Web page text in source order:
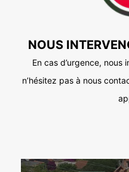
NOUS
En cas d’urgence, nous
n’hésitez pas à nous